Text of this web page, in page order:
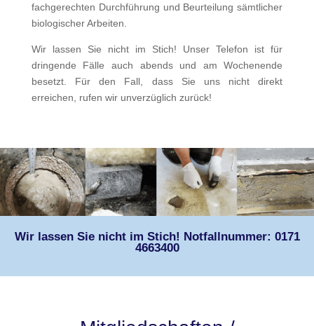
fachgerechten Durchführung und Beurteilung sämtlicher
biologischer Arbeiten.
Wir lassen Sie nicht im Stich! Unser Telefon ist für
dringende Fälle auch abends und am Wochenende
besetzt. Für den Fall, dass Sie uns nicht direkt
erreichen, rufen wir unverzüglich zurück!
Wir lassen Sie nicht im Stich! Notfallnummer: 0171
4663400